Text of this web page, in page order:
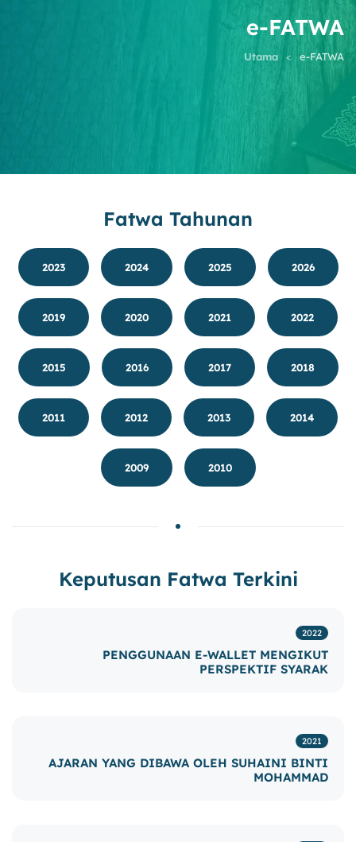
e-FATWA
Utama e-FATWA
Fatwa Tahunan
2026
2025
2024
2023
2022
2021
2020
2019
2018
2017
2016
2015
2014
2013
2012
2011
2010
2009
Keputusan Fatwa Terkini
2022
PENGGUNAAN E-WALLET MENGIKUT
PERSPEKTIF SYARAK
2021
AJARAN YANG DIBAWA OLEH SUHAINI BINTI
MOHAMMAD